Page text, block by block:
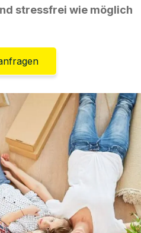
stressfrei wie möglich